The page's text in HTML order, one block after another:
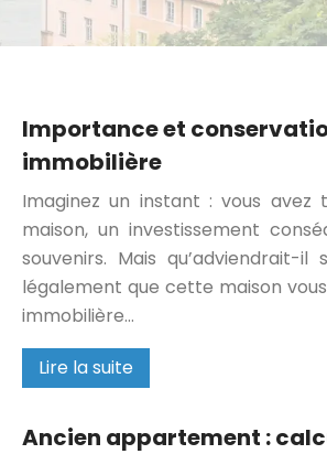
Importance et
immobilière
Imaginez un instant : vous
maison, un investissement
souvenirs. Mais qu’adviendrait-
légalement que cette maison
immobilière…
Lire la suite
Ancien appartement :